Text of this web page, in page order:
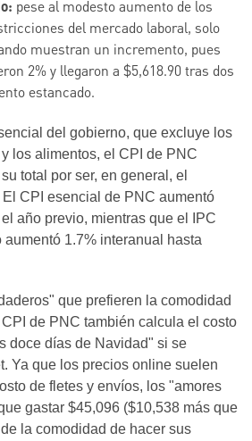
pese al modesto aumento de los
del mercado laboral, solo
muestran un incremento, pues
2% y llegaron a $5,618.90 tras dos
estancado.
del gobierno, que excluye los
los alimentos, el CPI de PNC
total por ser, en general, el
CPI esencial de PNC aumentó
año previo, mientras que el IPC
1.7% interanual hasta
que prefieren la comodidad
de PNC también calcula el costo
doce días de Navidad" si se
Ya que los precios online suelen
de fletes y envíos, los "amores
gastar $45,096 ($10,538 más que
la comodidad de hacer sus